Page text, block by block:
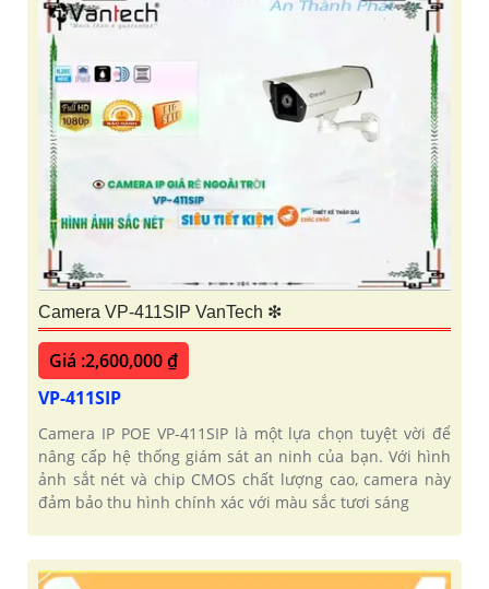
Camera VP-411SIP VanTech ❇
Giá :2,600,000 ₫
VP-411SIP
Camera IP POE VP-411SIP là một lựa chọn tuyệt vời để
nâng cấp hệ thống giám sát an ninh của bạn. Với hình
ảnh sắt nét và chip CMOS chất lượng cao, camera này
đảm bảo thu hình chính xác với màu sắc tươi sáng